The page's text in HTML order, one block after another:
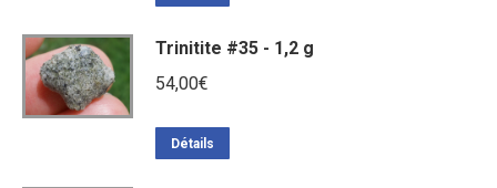
Trinitite #35 - 1,2 g
54,00€
Détails